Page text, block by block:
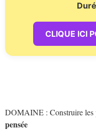
CLIQUE ICI
DOMAINE : Construire les
pensée